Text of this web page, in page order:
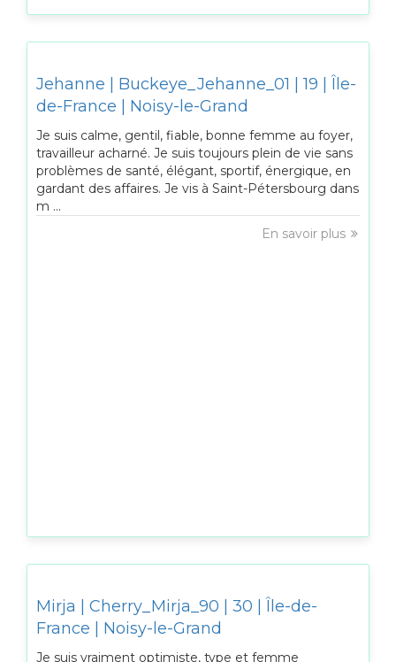
Jehanne | Buckeye_Jehanne_01 | 19 | Île-
de-France | Noisy-le-Grand
Je suis calme, gentil, fiable, bonne femme au foyer,
travailleur acharné. Je suis toujours plein de vie sans
problèmes de santé, élégant, sportif, énergique, en
gardant des affaires. Je vis à Saint-Pétersbourg dans
m ...
En savoir plus
Mirja | Cherry_Mirja_90 | 30 | Île-de-
France | Noisy-le-Grand
Je suis vraiment optimiste, type et femme